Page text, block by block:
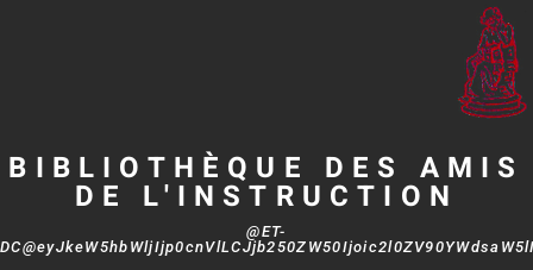
BIBLIOTHÈQUE DES AMIS
DE L'INSTRUCTION
@ET-